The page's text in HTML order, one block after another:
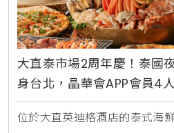
大直泰市場2周年慶！泰國
身台北，晶華會APP會員4
位於大直英迪格酒店的泰式海